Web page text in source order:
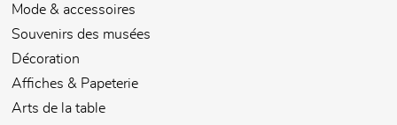
Mode & accessoires
Souvenirs des musées
Décoration
Affiches & Papeterie
Arts de la table